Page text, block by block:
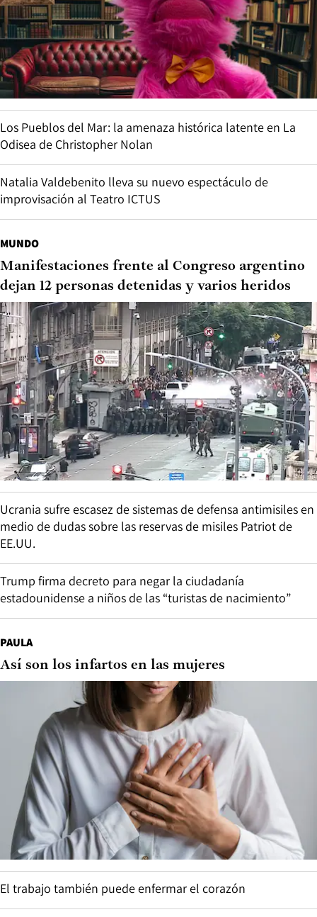
Los Pueblos del Mar: la amenaza histórica latente en La
Odisea de Christopher Nolan
Natalia Valdebenito lleva su nuevo espectáculo de
improvisación al Teatro ICTUS
MUNDO
Manifestaciones frente al Congreso argentino
dejan 12 personas detenidas y varios heridos
Ucrania sufre escasez de sistemas de defensa antimisiles en
medio de dudas sobre las reservas de misiles Patriot de
EE.UU.
Trump firma decreto para negar la ciudadanía
estadounidense a niños de las “turistas de nacimiento”
PAULA
Así son los infartos en las mujeres
El trabajo también puede enfermar el corazón